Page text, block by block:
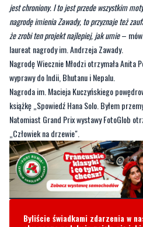
jest chroniony. I to jest przede wszystkim
nagrodę imienia Zawady, to przyznaje też
że zrobi ten projekt najlepiej, jak umie–
laureat nagrody im. Andrzeja Zawady.
Nagrodę Wiecznie Młodzi otrzymała Anita
wyprawy do Indii, Bhutanu i Nepalu.
Nagroda im. Macieja Kuczyńskiego
książkę „Spowiedź Hana Solo. Byłem
Natomiast Grand Prix wystawy FotoGlob
„Człowiek na drzewie".
Byliście świadkami zdarzenia w